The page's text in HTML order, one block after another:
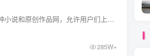
AO3是一个非营利、非商业的同人作品托管平台，汇聚各种小说和原创作品网，允许用户们上传、分享、阅读各种同人作品，作品包含了小说、同人作画、同人视频、有声小说等。有很多的用户找不到AO3官...
285W+